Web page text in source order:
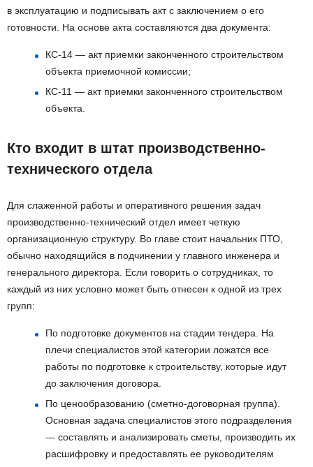
в эксплуатацию и подписывать акт с заключением о его
готовности. На основе акта составляются два документа:
КС-14 — акт приемки законченного строительством
объекта приемочной комиссии;
КС-11 — акт приемки законченного строительством
объекта.
Кто входит в штат производственно-
технического отдела
Для слаженной работы и оперативного решения задач
производственно-технический отдел имеет четкую
организационную структуру. Во главе стоит начальник ПТО,
обычно находящийся в подчинении у главного инженера и
генерального директора. Если говорить о сотрудниках, то
каждый из них условно может быть отнесен к одной из трех
групп:
По подготовке документов на стадии тендера. На
плечи специалистов этой категории ложатся все
работы по подготовке к строительству, которые идут
до заключения договора.
По ценообразованию (сметно-договорная группа).
Основная задача специалистов этого подразделения
— составлять и анализировать сметы, производить их
расшифровку и предоставлять ее руководителям